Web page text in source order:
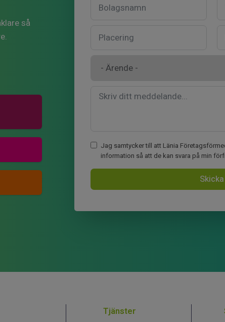
så
Jag samtycker till att Länia
information så att de kan svara på min
Skicka
Tjänster